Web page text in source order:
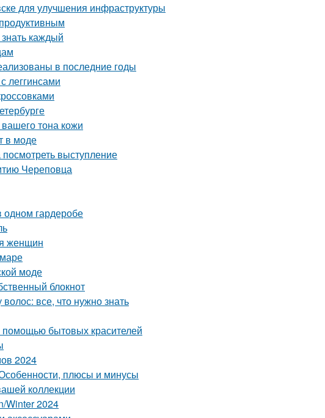
для улучшения инфраструктуры
каждый
в последние годы
леггинсами
тона кожи
в моде
выступление
Череповца
гардеробе
женщин
моде
блокнот
все, что нужно знать
бытовых красителей
2024
плюсы и минусы
коллекции
Winter 2024